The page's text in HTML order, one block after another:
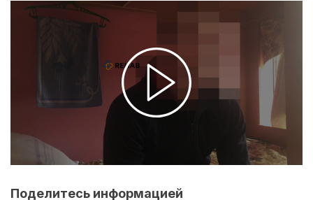
Поделитесь информацией